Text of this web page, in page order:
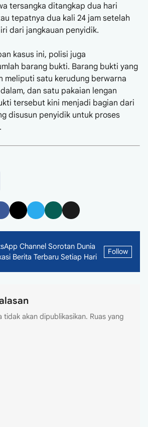
tersangka ditangkap dua hari
tepatnya dua kali 24 jam setelah
dari jangkauan penyidik.
kasus ini, polisi juga
barang bukti. Barang bukti yang
meliputi satu kerudung berwarna
dan satu pakaian lengan
tersebut kini menjadi bagian dari
disusun penyidik untuk proses
Channel Sorotan Dunia
Berita Terbaru Setiap Hari
Follow
tidak akan dipublikasikan. Ruas yang